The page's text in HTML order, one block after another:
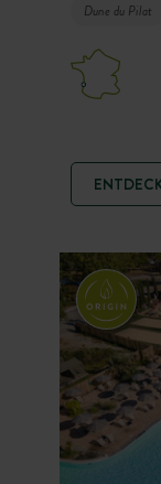
Dune du Pilat